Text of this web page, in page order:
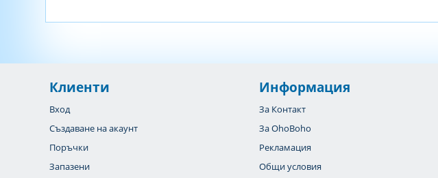
Клиенти
Вход
Създаване на акаунт
Поръчки
Запазени
Информация
За Контакт
За OhoBoho
Рекламация
Общи условия